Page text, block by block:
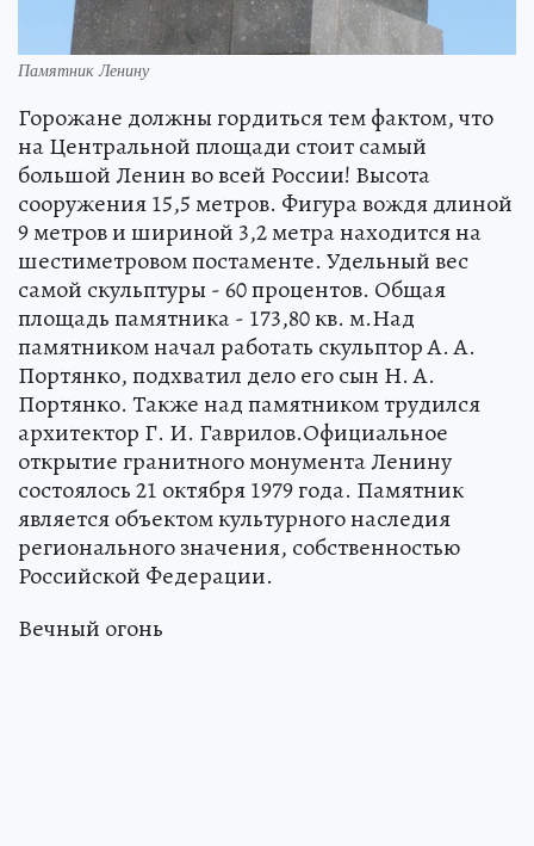
Памятник Ленину
Горожане должны гордиться тем фактом, что
на Центральной площади стоит самый
большой Ленин во всей России! Высота
сооружения 15,5 метров. Фигура вождя длиной
9 метров и шириной 3,2 метра находится на
шестиметровом постаменте. Удельный вес
самой скульптуры - 60 процентов. Общая
площадь памятника - 173,80 кв. м.Над
памятником начал работать скульптор А. А.
Портянко, подхватил дело его сын Н. А.
Портянко. Также над памятником трудился
архитектор Г. И. Гаврилов.Официальное
открытие гранитного монумента Ленину
состоялось 21 октября 1979 года. Памятник
является объектом культурного наследия
регионального значения, собственностью
Российской Федерации.
Вечный огонь